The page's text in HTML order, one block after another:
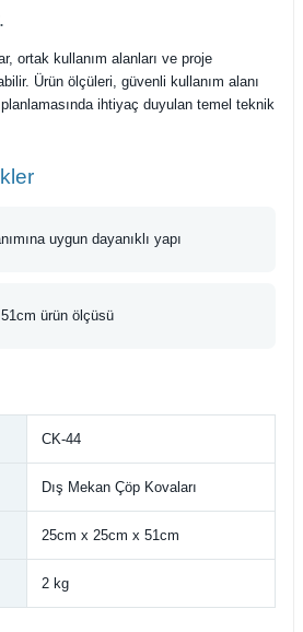
ortak kullanım alanları ve proje
Ürün ölçüleri, güvenli kullanım alanı
ihtiyaç duyulan temel teknik
uygun dayanıklı yapı
ürün ölçüsü
CK-44
Dış Mekan Çöp Kovaları
25cm x 25cm x 51cm
2 kg